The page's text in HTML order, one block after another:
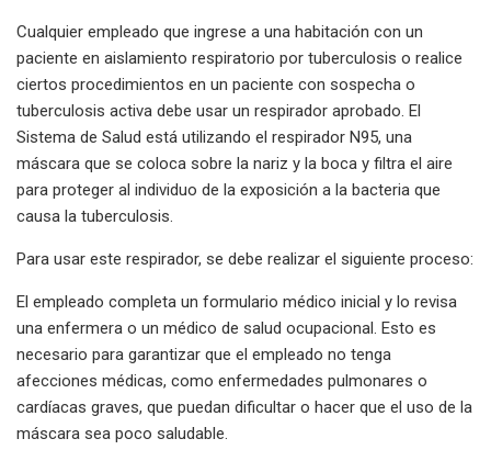
Cualquier empleado que ingrese a una habitación con un
paciente en aislamiento respiratorio por tuberculosis o realice
ciertos procedimientos en un paciente con sospecha o
tuberculosis activa debe usar un respirador aprobado. El
Sistema de Salud está utilizando el respirador N95, una
máscara que se coloca sobre la nariz y la boca y filtra el aire
para proteger al individuo de la exposición a la bacteria que
causa la tuberculosis.
Para usar este respirador, se debe realizar el siguiente proceso:
El empleado completa un formulario médico inicial y lo revisa
una enfermera o un médico de salud ocupacional. Esto es
necesario para garantizar que el empleado no tenga
afecciones médicas, como enfermedades pulmonares o
cardíacas graves, que puedan dificultar o hacer que el uso de la
máscara sea poco saludable.